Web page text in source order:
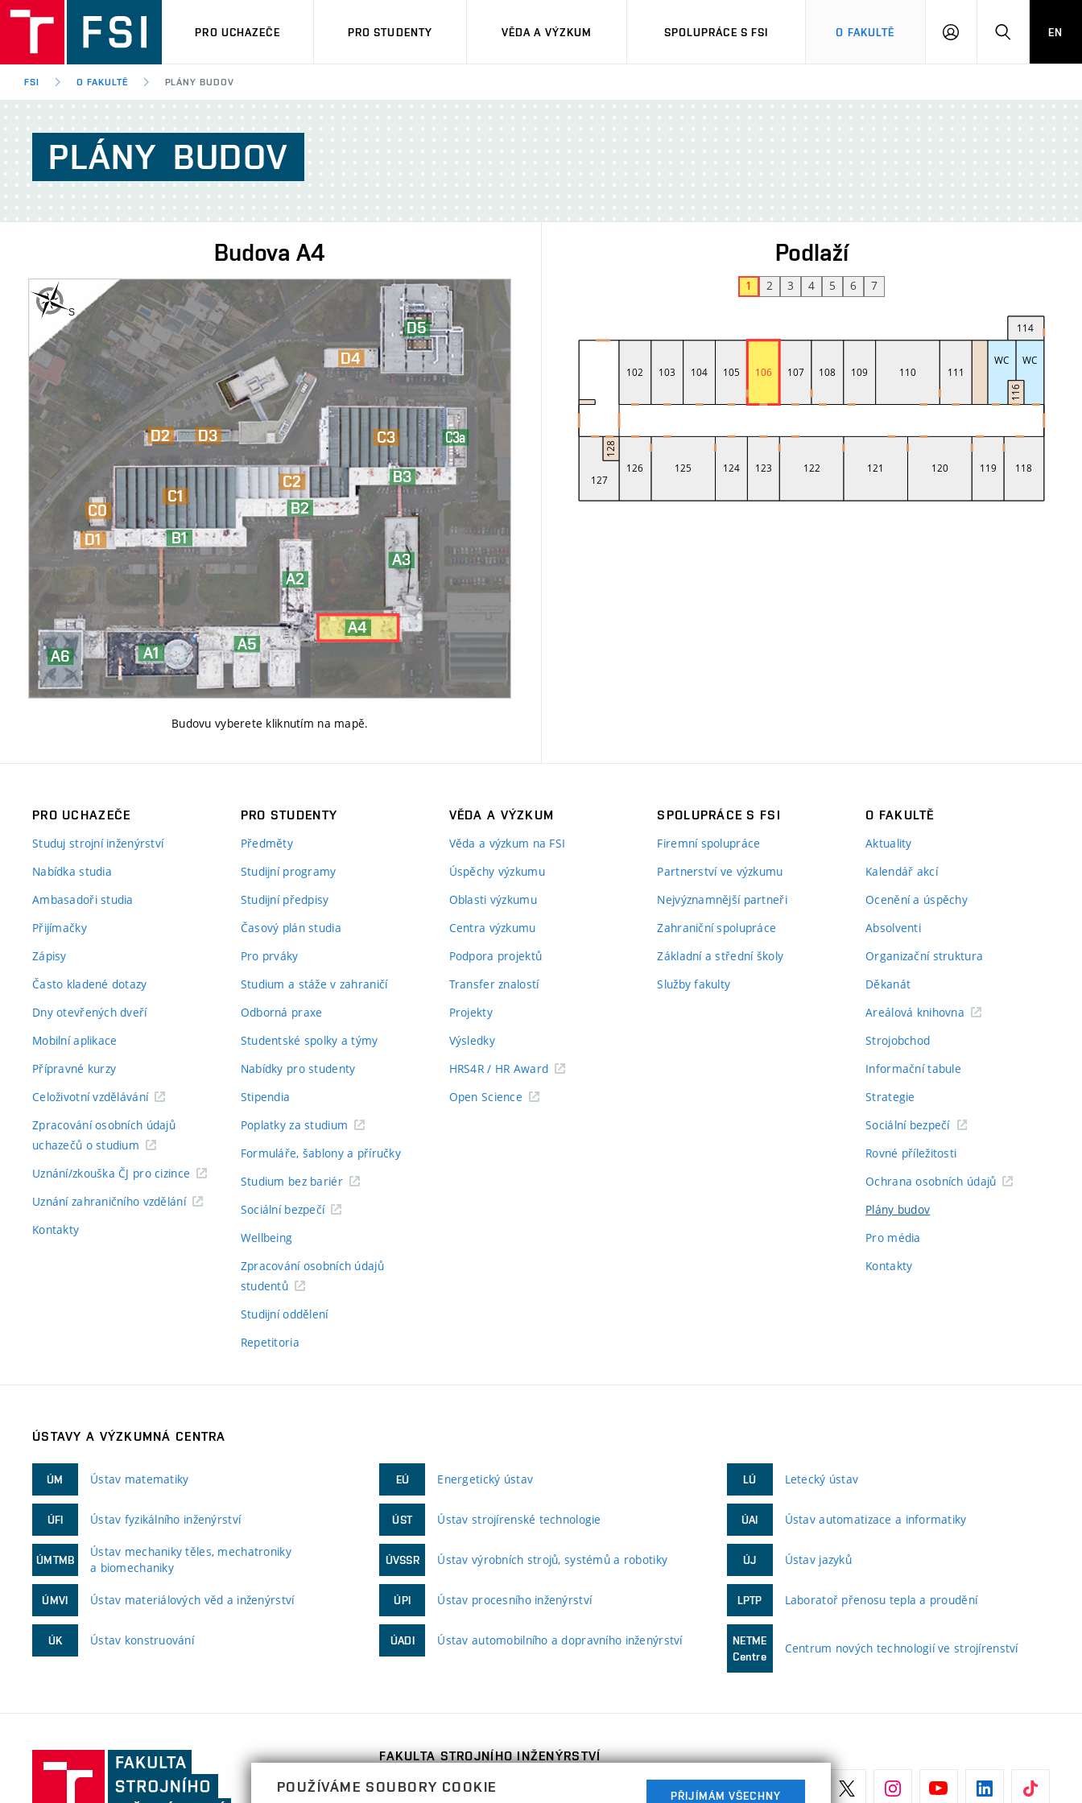
PRO UCHAZEČE PRO STUDENTY VĚDA A VÝZKUM SPOLUPRÁCE S FSI O FAKULTĚ
PŘIHLÁŠENÍHLEDAT
EN
FSI O FAKULTĚ PLÁNY BUDOV
PLÁNY BUDOV
BudovaA4
Budovu vyberete kliknutím na mapě.
Podlaží
1 2 3 4 5 6 7
PRO UCHAZEČE
Studuj strojní inženýrství
Nabídka studia
Ambasadoři studia
Přijímačky
Zápisy
Často kladené dotazy
Dny otevřených dveří
Mobilní aplikace
Přípravné kurzy
Celoživotní vzdělávání
Zpracování osobních údajů
uchazečů o studium
Uznání/zkouška ČJ pro cizince
Uznání zahraničního vzdělání
Kontakty
PRO STUDENTY
Předměty
Studijní programy
Studijní předpisy
Časový plán studia
Pro prváky
Studium a stáže v zahraničí
Odborná praxe
Studentské spolky a týmy
Nabídky pro studenty
Stipendia
Poplatky za studium
Formuláře, šablony a příručky
Studium bez bariér
Sociální bezpečí
Wellbeing
Zpracování osobních údajů
studentů
Studijní oddělení
Repetitoria
VĚDA A VÝZKUM
Věda a výzkum na FSI
Úspěchy výzkumu
Oblasti výzkumu
Centra výzkumu
Podpora projektů
Transfer znalostí
Projekty
Výsledky
HRS4R / HR Award
Open Science
SPOLUPRÁCE S FSI
Firemní spolupráce
Partnerství ve výzkumu
Nejvýznamnější partneři
Zahraniční spolupráce
Základní a střední školy
Služby fakulty
O FAKULTĚ
Aktuality
Kalendář akcí
Ocenění a úspěchy
Absolventi
Organizační struktura
Děkanát
Areálová knihovna
Strojobchod
Informační tabule
Strategie
Sociální bezpečí
Rovné příležitosti
Ochrana osobních údajů
Plány budov
Pro média
Kontakty
ÚSTAVY A VÝZKUMNÁ CENTRA
ÚM Ústav matematiky
ÚFI Ústav fyzikálního inženýrství
ÚMTMB
Ústav mechaniky těles, mechatroniky
a biomechaniky
ÚMVI Ústav materiálových věd a inženýrství
ÚK Ústav konstruování
EÚ Energetický ústav
ÚST Ústav strojírenské technologie
ÚVSSR Ústav výrobních strojů, systémů a robotiky
ÚPI Ústav procesního inženýrství
ÚADI Ústav automobilního a dopravního inženýrství
LÚ Letecký ústav
ÚAI Ústav automatizace a informatiky
ÚJ Ústav jazyků
LPTP Laboratoř přenosu tepla a proudění
NETME
Centre
Centrum nových technologií ve strojírenství
Fakulta
inženýrství,
FAKULTA STROJNÍHO INŽENÝRSTVÍ
Technická 2896/2
POUŽÍVÁME SOUBORY COOKIE
PŘIJÍMÁM VŠECHNY